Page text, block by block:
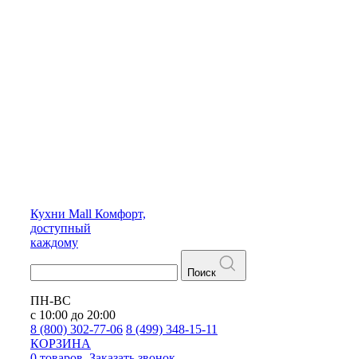
Кухни Mall Комфорт,
доступный
каждому
Поиск
ПН-ВС
с 10:00 до 20:00
8 (800) 302-77-06 8 (499) 348-15-11
КОРЗИНА